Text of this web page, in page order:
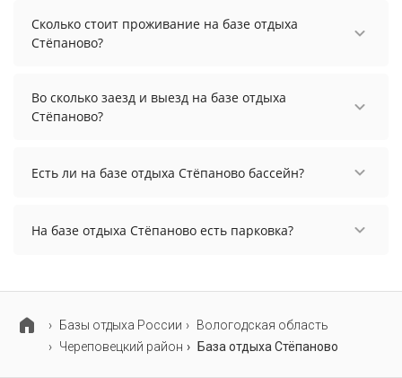
Сколько стоит проживание на базе отдыха
Стёпаново?
на базе отдыха Стёпаново, выберите нужные
даты и количество гостей.
Во сколько заезд и выезд на базе отдыха
Стёпаново?
осуществить до 12:00.
Есть ли на базе отдыха Стёпаново бассейн?
На базе отдыха Стёпаново есть парковка?
отдельно.
Базы отдыха России
Вологодская область
Череповецкий район
База отдыха Стёпаново